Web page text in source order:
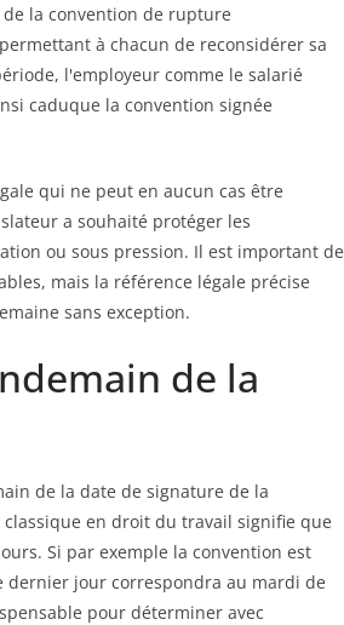
la convention de rupture
à chacun de reconsidérer sa
l'employeur comme le salarié
caduque la convention signée
qui ne peut en aucun cas être
a souhaité protéger les
ou sous pression. Il est important de
mais la référence légale précise
sans exception.
de la
de la date de signature de la
en droit du travail signifie que
Si par exemple la convention est
jour correspondra au mardi de
pour déterminer avec